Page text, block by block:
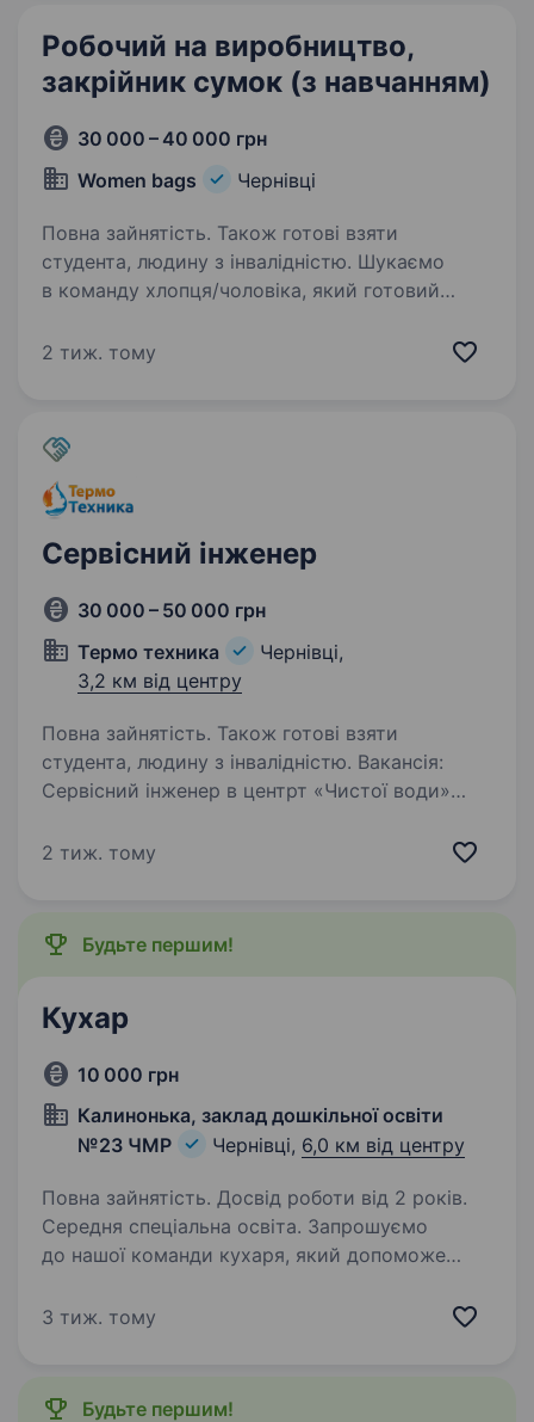
Робочий на виробництво,
закрійник сумок (з навчанням)
30 000 – 40 000 грн
Women bags
Чернівці
Повна зайнятість. Також готові взяти
студента, людину з інвалідністю. Шукаємо
в команду хлопця/чоловіка, який готовий
та стабільно заробляти. Досвід
2 тиж. тому
Сервісний інженер
30 000 – 50 000 грн
Термо техника
Чернівці,
3,2 км від центру
Повна зайнятість. Також готові взяти
студента, людину з інвалідністю. Вакансія:
Сервісний інженер в центрт «Чистої води»
техника» шукає в свою команду
та обслуговуванні фільтраційної…
2 тиж. тому
Будьте першим!
Кухар
10 000 грн
Калинонька, заклад дошкільної освіти
№23 ЧМР
Чернівці, 6,0 км від центру
Повна зайнятість. Досвід роботи від 2 років.
Середня спеціальна освіта. Запрошуємо
до нашої команди кухаря, який допоможе
наших маленьких вихованців. Обов’язки:
нормами…
3 тиж. тому
Будьте першим!